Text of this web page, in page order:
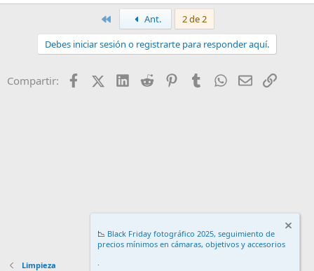
PrimeroAnt.
2 de 2
Debes iniciar sesión o registrarte para responder aquí.
Compartir: FacebookX (Twitter)
LinkedIn
Reddit PinterestTumblr WhatsApp
EmailEnlace
Limpieza
📉 Black Friday fotográfico 2025, seguimiento de
precios mínimos en cámaras, objetivos y accesorios
.